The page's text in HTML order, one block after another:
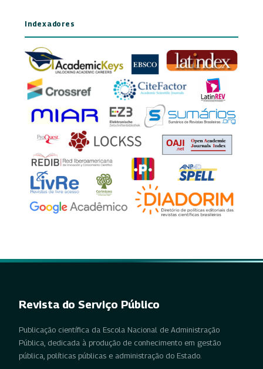
Indexadores
Revista do Serviço Público
Publicação científica da Escola Nacional de Administração
Pública, dedicada à produção de conhecimento em gestão
pública, políticas públicas e administração do Estado.